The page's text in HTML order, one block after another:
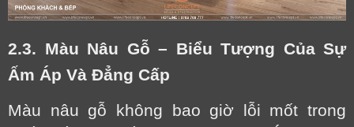
2.3. Màu Nâu Gỗ – Biểu Tượng Của Sự
Ấm Áp Và Đẳng Cấp
Màu nâu gỗ không bao giờ lỗi mốt trong